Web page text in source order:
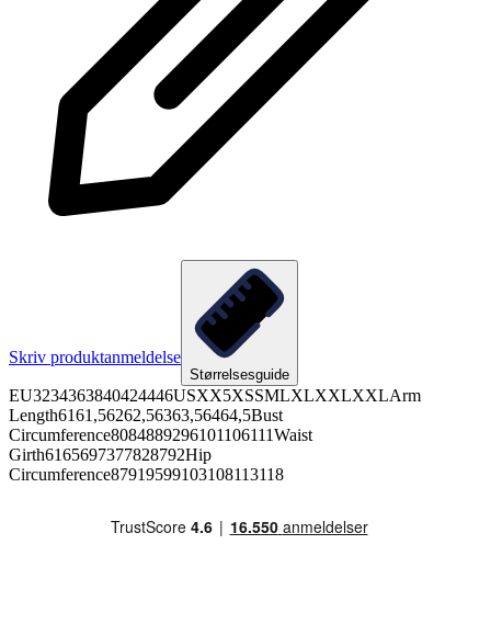
Skriv produktanmeldelse
Størrelsesguide
EU3234363840424446USXX5XSSMLXLXXLXXLArm
Length6161,56262,56363,56464,5Bust
Circumference8084889296101106111Waist
Girth6165697377828792Hip
Circumference87919599103108113118